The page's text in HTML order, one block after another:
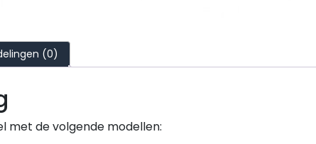
(0)
met de volgende modellen: